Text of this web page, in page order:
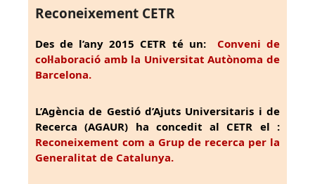
Reconeixement CETR
Des de l’any 2015 CETR té un: Conveni de
col·laboració amb la Universitat Autònoma de
Barcelona.
L’Agència de Gestió d’Ajuts Universitaris i de
Recerca (AGAUR) ha concedit al CETR el :
Reconeixement com a Grup de recerca per la
Generalitat de Catalunya.